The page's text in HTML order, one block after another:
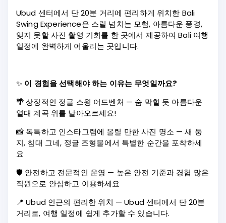
Ubud 센터에서 단 20분 거리에 편리하게 위치한 Bali
Swing Experience은 스릴 넘치는 모험, 아름다운 풍경,
잊지 못할 사진 촬영 기회를 한 곳에서 제공하여 Bali 여행
일정에 완벽하게 어울리는 곳입니다.
✨ 이 경험을 선택해야 하는 이유는 무엇일까요?
🌴상징적인 정글 스윙 어드벤처 — 숨 막힐 듯 아름다운
열대 계곡 위를 날아오르세요!
📸 독특하고 인스타그램에 올릴 만한 사진 명소 — 새 둥
지, 침대 그네, 정글 조형물에서 특별한 순간을 포착하세
요
🛡️ 안전하고 전문적인 운영 — 높은 안전 기준과 경험 많은
직원으로 안심하고 이용하세요
📍 Ubud 인근의 편리한 위치 — Ubud 센터에서 단 20분
거리로, 여행 일정에 쉽게 추가할 수 있습니다.